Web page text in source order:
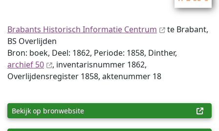
Brabants Historisch Informatie Centrum
te Brabant,
BS Overlijden
Bron: boek, Deel: 1862, Periode: 1858, Dinther,
archief 50
, inventaris­num­mer 1862,
Overlijdensregister 1858, aktenummer 18
Bekijk op bronwebsite